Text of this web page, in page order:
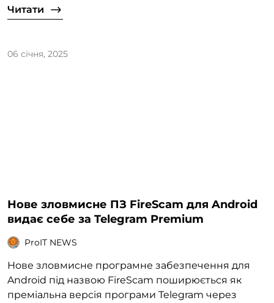
Читати
06 січня, 2025
Нове зловмисне ПЗ FireScam для Android
видає себе за Telegram Premium
ProIT NEWS
Нове зловмисне програмне забезпечення для
Android під назвою FireScam поширюється як
преміальна версія програми Telegram через